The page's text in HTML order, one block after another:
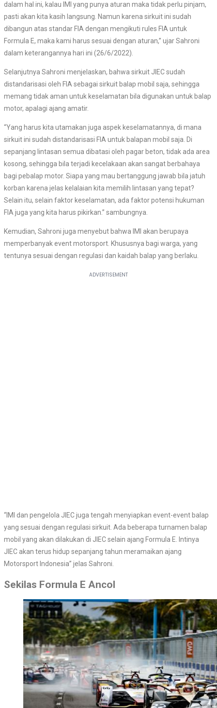
dalam hal ini, kalau IMI yang punya aturan maka tidak perlu pinjam,
pasti akan kita kasih langsung. Namun karena sirkuit ini sudah
dibangun atas standar FIA dengan mengikuti rules FIA untuk
Formula E, maka kami harus sesuai dengan aturan,” ujar Sahroni
dalam keterangannya hari ini (26/6/2022).
Selanjutnya Sahroni menjelaskan, bahwa sirkuit JIEC sudah
distandarisasi oleh FIA sebagai sirkuit balap mobil saja, sehingga
memang tidak aman untuk keselamatan bila digunakan untuk balap
motor, apalagi ajang amatir.
“Yang harus kita utamakan juga aspek keselamatannya, di mana
sirkuit ini sudah distandarisasi FIA untuk balapan mobil saja. Di
sepanjang lintasan semua dibatasi oleh pagar beton, tidak ada area
kosong, sehingga bila terjadi kecelakaan akan sangat berbahaya
bagi pebalap motor. Siapa yang mau bertanggung jawab bila jatuh
korban karena jelas kelalaian kita memilih lintasan yang tepat?
Selain itu, selain faktor keselamatan, ada faktor potensi hukuman
FIA juga yang kita harus pikirkan.” sambungnya.
Kemudian, Sahroni juga menyebut bahwa IMI akan berupaya
memperbanyak event motorsport. Khususnya bagi warga, yang
tentunya sesuai dengan regulasi dan kaidah balap yang berlaku.
“IMI dan pengelola JIEC juga tengah menyiapkan event-event balap
yang sesuai dengan regulasi sirkuit. Ada beberapa turnamen balap
mobil yang akan dilakukan di JIEC selain ajang Formula E. Intinya
JIEC akan terus hidup sepanjang tahun meramaikan ajang
Motorsport Indonesia” jelas Sahroni.
Sekilas Formula E Ancol